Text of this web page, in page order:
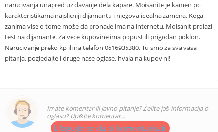
narucivanja unapred uz davanje dela kapare. Moisanite je kamen po
karakteristikama najslicniji dijamantu i njegova idealna zamena. Koga
zanima vise o tome može da pronađe ima na internetu. Moisanit prolazi
test na dijamante. Za vece kupovine ima popust ili prigodan poklon.
Narucivanje preko kp ili na telefon 0616935380. Tu smo za sva vasa
pitanja, pogledajte i druge nase oglase, hvala na kupovini!
Imate komentar ili javno pitanje? Želite još informacija o
oglasu? Upišite komentar...
Ulogujte se da bi komentarisali